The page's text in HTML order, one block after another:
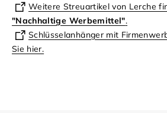
Weitere Streuartikel von Lerche
"Nachhaltige Werbemittel".
Schlüsselanhänger mit
Sie hier.